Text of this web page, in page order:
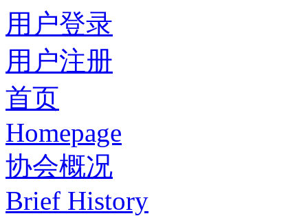
用户登录
用户注册
首页
Homepage
协会概况
Brief History